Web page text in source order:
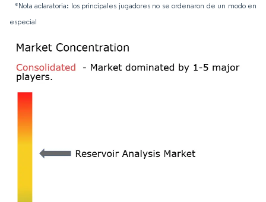
*Nota aclaratoria: los principales jugadores no se ordenaron de un modo en
especial